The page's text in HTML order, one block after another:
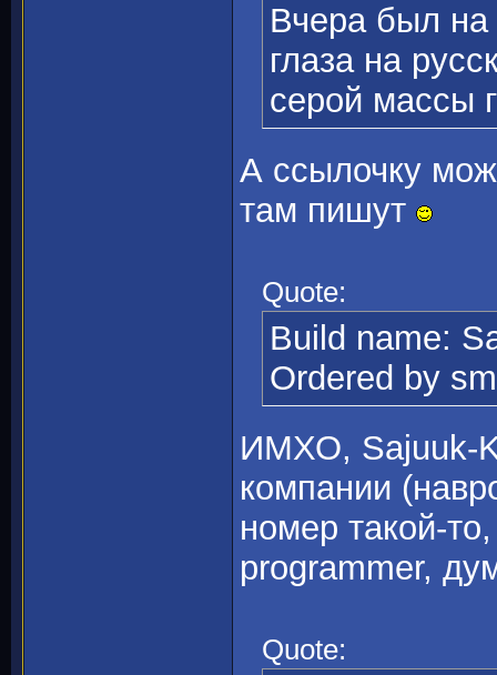
Вчера был
глаза на
серой массы
А ссылочку
там пишут
Quote:
Build name:
Ordered by
ИМХО, Sajuuk-
компании
номер такой-
programmer,
Quote: